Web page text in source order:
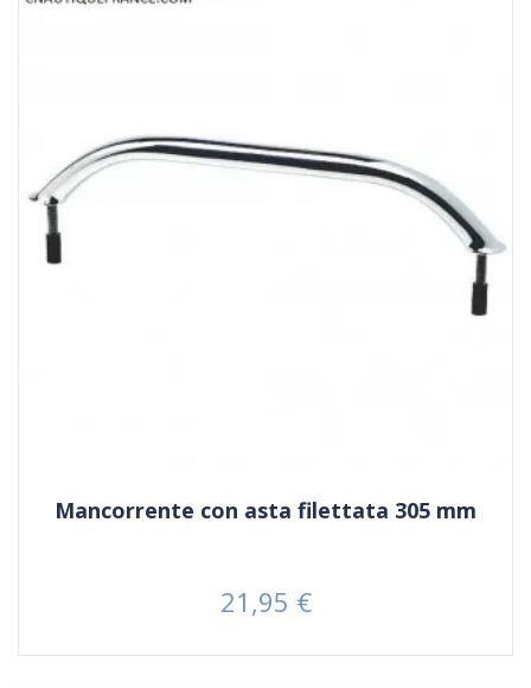
Mancorrente con asta filettata 305 mm
Prezzo
21,95 €